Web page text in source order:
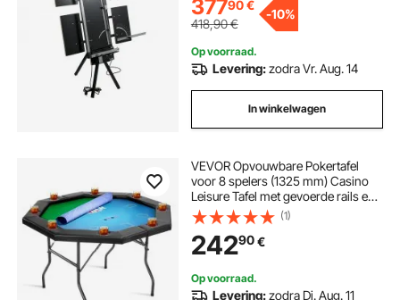
37790€
418,90€
-10%
Op voorraad.
Levering:zodra Vr. Aug. 14
In winkelwagen
VEVOR Opvouwbare Pokertafel
voor 8 spelers (1325 mm) Casino
Leisure Tafel met gevoerde rails en
bekerhouders, achthoekige
draagbare speeltafels met vilt en
metalen poten Texas Hold'em
Poker
(1)
24290€
Op voorraad.
Levering:zodra Di. Aug. 11